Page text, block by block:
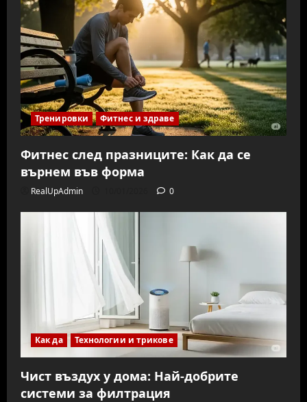
Тренировки Фитнес и здраве
Фитнес след празниците: Как да се
върнем във форма
RealUpAdmin 0
Как да Технологии и трикове
Чист въздух у дома: Най-добрите
системи за филтрация